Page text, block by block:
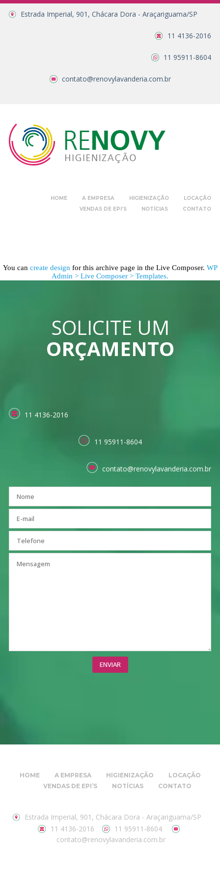
Estrada Imperial, 901, Chácara Dora - Araçariguama/SP
11 4136-2016
11 95911-8604
contato@renovylavanderia.com.br
HOME A EMPRESA HIGIENIZAÇÃO
LOCAÇÃO
VENDAS DE EPI’S
NOTÍCIAS CONTATO
You can create design for this archive page in the Live Composer. WP
Admin > Live Composer > Templates.
SOLICITE UM
ORÇAMENTO
11 4136-2016
11 95911-8604
contato@renovylavanderia.com.br
HOME A EMPRESA HIGIENIZAÇÃO
LOCAÇÃO
VENDAS DE EPI’S
NOTÍCIAS CONTATO
Estrada Imperial, 901, Chácara Dora - Araçariguama/SP
11 4136-2016
11 95911-8604
contato@renovylavanderia.com.br